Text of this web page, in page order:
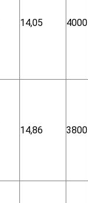
14,05 4000
14,86 3800